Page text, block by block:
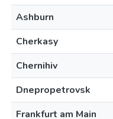
Ashburn
Cherkasy
Chernihiv
Dnepropetrovsk
Frankfurt am Main